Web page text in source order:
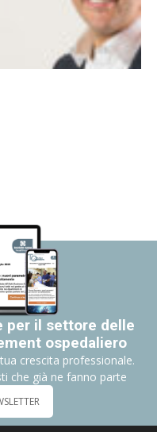
per il settore delle
ospedaliero
crescita professionale.
che già ne fanno parte